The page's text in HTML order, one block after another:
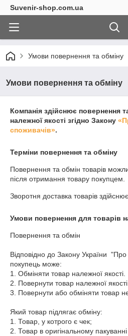
Suvenir-shop.com.ua
Умови повернення та обміну
Умови повернення та обміну
Компанія здійснює повернення
належної якості згідно Закону
споживачів».
Терміни повернення та обміну
Повернення та обмін товарів
після отримання товару покупцем.
Зворотня доставка товарів
Умови повернення для товарів
Повернення та обмін
Відповідно до Закону України
покупець може:
1. Обміняти товар належної якості.
2. Повернути товар належної якості.
3. Повернути або обміняти товар
Який товар підлягає обміну:
1. Товар, у котрого є чек;
2. Товар в оригінальному